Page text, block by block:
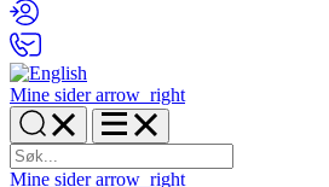
Mine sider arrow_right
Mine sider arrow_right